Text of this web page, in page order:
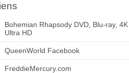
Bohemian Rhapsody DVD, Blu-ray, 4K
Ultra HD
QueenWorld Facebook
FreddieMercury.com